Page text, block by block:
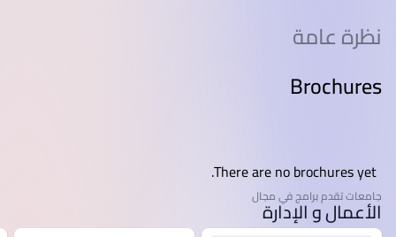
نظرة عامة
Brochures
There are no brochures yet.
جامعات تقدم برامج في مجال
الأعمال و الإدارة